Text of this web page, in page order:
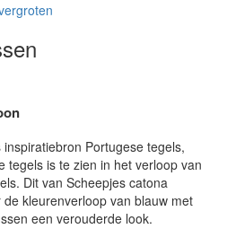
Portugese tegels,
tegels is te zien in het verloop van
Dit van Scheepjes catona
kleurenverloop van blauw met
een verouderde look.